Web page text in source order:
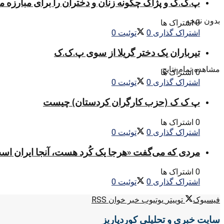
بدون نتیجه
مشاهده تمام نتایج
پ.ک.ک و پژاک چگونه زنان و دختران را برای
0 اشتراک ها
اشتراک گذاری 0 توئیت 0
تیرباران یک دختر گریلا از سوی پ.ک.ک
0 اشتراک ها
اشتراک گذاری 0 توئیت 0
پ ک ک (حزب کارگران کردستان) چیست
0 اشتراک ها
اشتراک گذاری 0 توئیت 0
مردی که می‌گفت «هرجا یک کُرد هست، آنجا ایران
0 اشتراک ها
اشتراک گذاری 0 توئیت 0
فیسبوک
توییتر یوتیوب خبر خوان RSS
سایت خبری و تحلیلی کوردپاریز